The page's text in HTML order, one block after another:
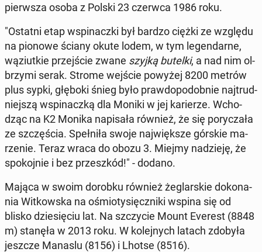
pierw­sza osoba z Polski 23 czerwca 1986 roku.
"Ostatni etap wspi­nacz­ki był bardzo ciężki ze względu
na pionowe ściany okute lodem, w tym le­gen­dar­ne,
wą­ziut­kie przej­ście zwane szyjką butelki, a nad nim ol­
brzy­mi serak. Strome wejście powyżej 8200 metrów
plus sypki, głęboki śnieg było praw­do­po­dob­nie naj­trud­
niej­szą wspi­nacz­ką dla Moniki w jej ka­rie­rze. Wcho­
dząc na K2 Monika na­pi­sa­ła również, że się po­ry­cza­ła
ze szczę­ścia. Speł­ni­ła swoje naj­więk­sze górskie ma­
rze­nie. Teraz wraca do obozu 3. Miejmy na­dzie­ję, że
spo­koj­nie i bez prze­szkód!" - dodano.
Mająca w swoim dorobku również że­glar­skie do­ko­na­
nia Wit­kow­ska na ośmio­ty­sięcz­ni­ki wspina się od
blisko dzie­się­ciu lat. Na szczy­cie Mount Everest (8848
m) stanęła w 2013 roku. W ko­lej­nych latach zdobyła
jeszcze Manaslu (8156) i Lhotse (8516).